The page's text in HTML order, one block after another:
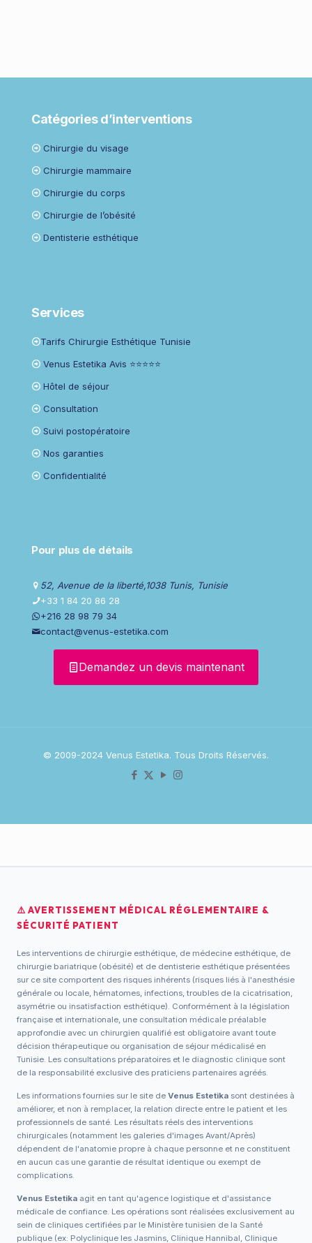
Catégories d’interventions
Chirurgie du visage
Chirurgie mammaire
Chirurgie du corps
Chirurgie de l’obésité
Dentisterie esthétique
Services
Tarifs Chirurgie Esthétique Tunisie
Venus Estetika Avis ⭐⭐⭐⭐⭐
Hôtel de séjour
Consultation
Suivi postopératoire
Nos garanties
Confidentialité
Pour plus de détails
52, Avenue de la liberté,1038 Tunis, Tunisie
+33 1 84 20 86 28
+216 28 98 79 34
contact@venus-estetika.com
Demandez un devis maintenant
© 2009-2024 Venus Estetika. Tous Droits Réservés.
⚠️ AVERTISSEMENT MÉDICAL RÉGLEMENTAIRE &
SÉCURITÉ PATIENT
Les interventions de chirurgie esthétique, de médecine esthétique, de
chirurgie bariatrique (obésité) et de dentisterie esthétique présentées
sur ce site comportent des risques inhérents (risques liés à l'anesthésie
générale ou locale, hématomes, infections, troubles de la cicatrisation,
asymétrie ou insatisfaction esthétique). Conformément à la législation
française et internationale, une consultation médicale préalable
approfondie avec un chirurgien qualifié est obligatoire avant toute
décision thérapeutique ou organisation de séjour médicalisé en
Tunisie. Les consultations préparatoires et le diagnostic clinique sont
de la responsabilité exclusive des praticiens partenaires agréés.
Les informations fournies sur le site de Venus Estetika sont destinées à
améliorer, et non à remplacer, la relation directe entre le patient et les
professionnels de santé. Les résultats réels des interventions
chirurgicales (notamment les galeries d'images Avant/Après)
dépendent de l'anatomie propre à chaque personne et ne constituent
en aucun cas une garantie de résultat identique ou exempt de
complications.
Venus Estetika agit en tant qu'agence logistique et d'assistance
médicale de confiance. Les opérations sont réalisées exclusivement au
sein de cliniques certifiées par le Ministère tunisien de la Santé
publique (ex: Polyclinique les Jasmins, Clinique Hannibal, Clinique